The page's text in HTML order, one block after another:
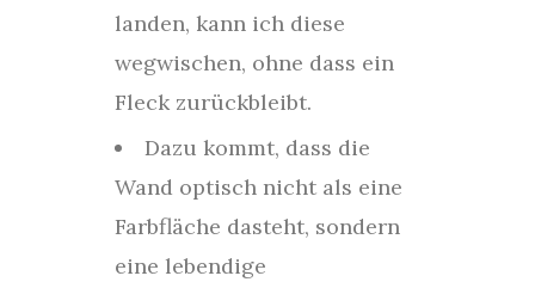
landen, kann ich diese
wegwischen, ohne dass ein
Fleck zurückbleibt.
Dazu kommt, dass die
Wand optisch nicht als eine
Farbfläche dasteht, sondern
eine lebendige